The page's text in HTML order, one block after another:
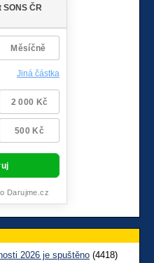
2026 je spuštěno (4418)